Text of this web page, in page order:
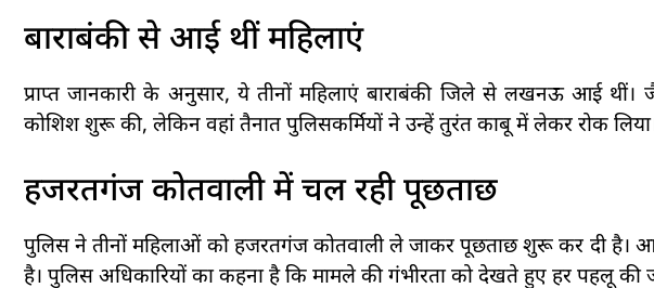
बाराबंकी से आई थीं महिलाएं
प्राप्त जानकारी के अनुसार, ये तीनों महिलाएं बाराबंकी जिले से लखनऊ आई थीं।
कोशिश शुरू की, लेकिन वहां तैनात पुलिसकर्मियों ने उन्हें तुरंत काबू में लेकर रोक
हजरतगंज कोतवाली में चल रही पूछताछ
पुलिस ने तीनों महिलाओं को हजरतगंज कोतवाली ले जाकर पूछताछ शुरू कर दी है।
है। पुलिस अधिकारियों का कहना है कि मामले की गंभीरता को देखते हुए हर पहलू की